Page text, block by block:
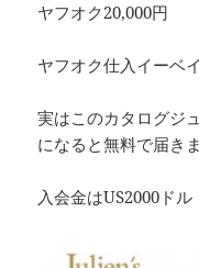
ヤフオク20,000円
ヤフオク仕入イーベ
実はこのカタログジ
になると無料で届きま
入会金はUS2000ドル